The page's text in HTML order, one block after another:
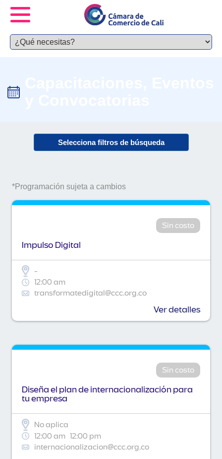
Selecciona filtros de búsqueda
*Programación sujeta a cambios
Sin costo
Impulso Digital
-
12:00 am
transformatedigital@ccc.org.co
Ver detalles
Sin costo
Diseña el plan de internacionalización para
tu empresa
No aplica
12:00 am 12:00 pm
internacionalizacion@ccc.org.co